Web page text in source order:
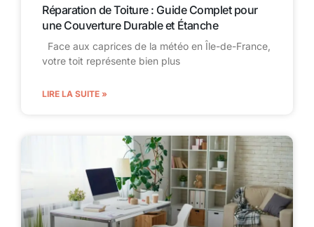
Réparation de Toiture : Guide Complet pour
une Couverture Durable et Étanche
Face aux caprices de la météo en Île-de-France,
votre toit représente bien plus
LIRE LA SUITE »